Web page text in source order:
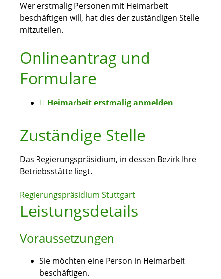
Wer erstmalig Personen mit Heimarbeit
beschäftigen will, hat dies der zuständigen Stelle
mitzuteilen.
Onlineantrag und
Formulare
Heimarbeit erstmalig anmelden
Zuständige Stelle
Das Regierungspräsidium, in dessen Bezirk Ihre
Betriebsstätte liegt.
Regierungspräsidium Stuttgart
Leistungsdetails
Voraussetzungen
Sie möchten eine Person in Heimarbeit
beschäftigen.